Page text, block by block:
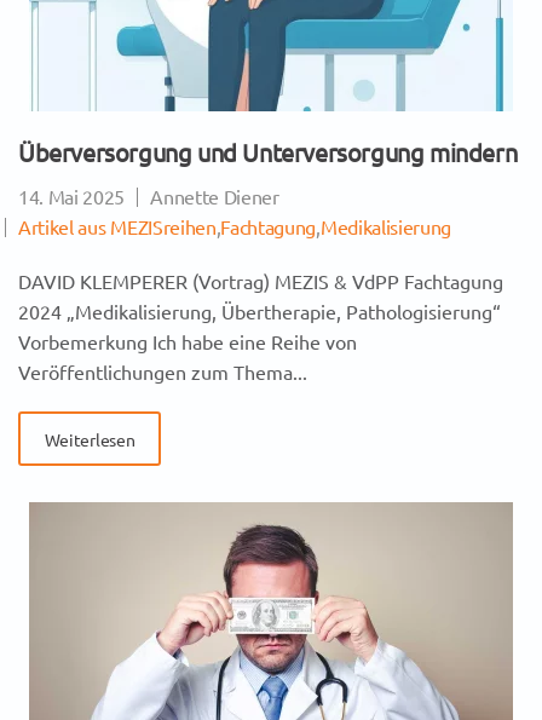
Überversorgung und Unterversorgung mindern
14. Mai 2025
Annette Diener
Artikel aus MEZISreihen,Fachtagung,Medikalisierung
DAVID KLEMPERER (Vortrag) MEZIS & VdPP Fachtagung
2024 „Medikalisierung, Übertherapie, Pathologisierung“
Vorbemerkung Ich habe eine Reihe von
Veröffentlichungen zum Thema...
Weiterlesen